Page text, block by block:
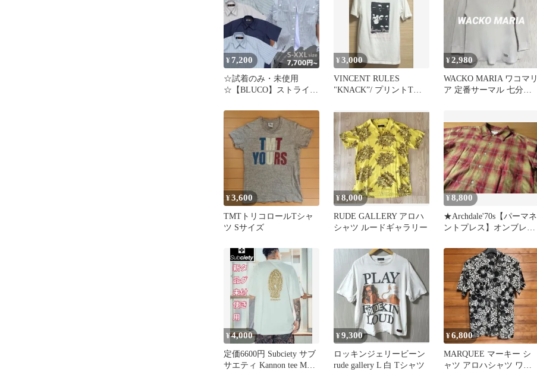
¥7,200
☆試着のみ・未使用
☆【BLUCO】ストライプ
ズ：XL
¥3,000
VINCENT RULES
"KNACK”/ プリントTシ
¥2,980
WACKO MARIA ワコマリ
ア 定番サーマル 七分袖
¥3,600
TMTトリコロールTシャ
ツ Sサイズ
¥8,000
RUDE GALLERY アロハ
シャツ ルードギャラリー
¥8,800
★Archdale'70s【パーマネ
ントプレス】オンブレチ
¥4,000
定価6600円 Subciety サブ
サエティ Kannon tee Mサ
¥9,300
ロッキンジェリービーン
rude gallery L 白 Tシャツ
¥6,800
MARQUEE マーキー シ
ャツ アロハシャツ ワー